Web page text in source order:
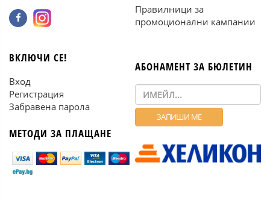
Правилници за
промоционални кампании
ВКЛЮЧИ СЕ!
Вход
Регистрация
Забравена парола
МЕТОДИ ЗА ПЛАЩАНЕ
АБОНАМЕНТ ЗА БЮЛЕТИН